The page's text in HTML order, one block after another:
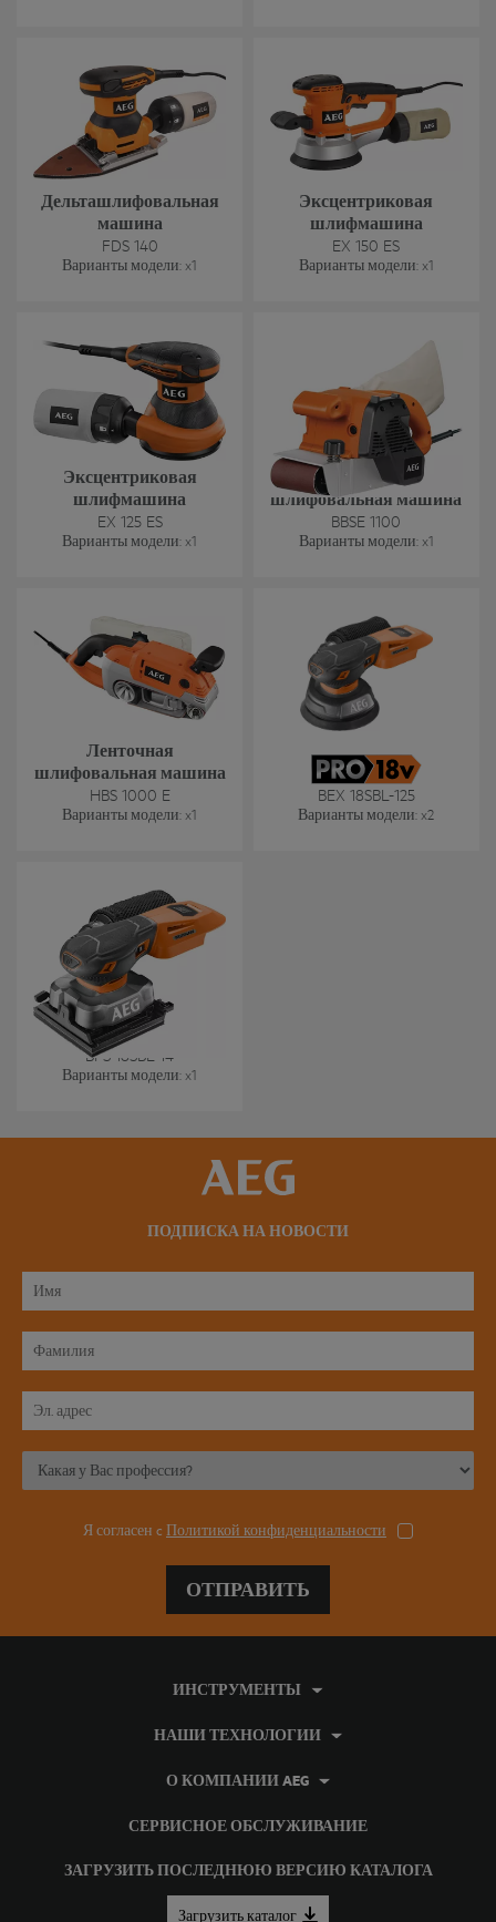
Дельташлифовальная
машина
FDS 140
Варианты модели: x1
Эксцентриковая
шлифмашина
EX 150 ES
Варианты модели: x1
Эксцентриковая
шлифмашина
EX 125 ES
Варианты модели: x1
Ленточная
шлифовальная машина
BBSE 1100
Варианты модели: x1
Ленточная
шлифовальная машина
HBS 1000 E
Варианты модели: x1
BEX 18SBL-125
Варианты модели: x2
BFS 18SBL-14
Варианты модели: x1
ПОДПИСКА НА НОВОСТИ
Я согласен c Политикой конфиденциальности
ОТПРАВИТЬ
ЗАГРУЗИТЬ ПОСЛЕДНЮЮ ВЕРСИЮ КАТАЛОГА
Загрузить каталог
ИНСТРУМЕНТЫ
НАШИ ТЕХНОЛОГИИ
О КОМПАНИИ AEG
СЕРВИСНОЕ ОБСЛУЖИВАНИЕ